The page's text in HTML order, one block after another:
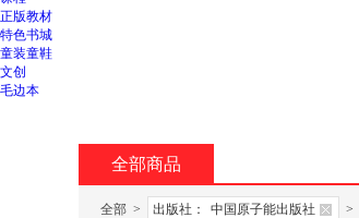
正版教材
特色书城
童装童鞋
文创
毛边本
全部商品
全部 > 出版社： 中国原子能出版社 >
打
开
导
盲
模